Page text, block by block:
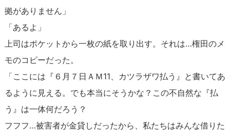
拠がありません」
「あるよ」
上司はポケットから一枚の紙を取り出す。それは…権田のメ
モのコピーだった。
「ここには『６月７日ＡＭ11、カツラザワ払う』と書いてあ
るように見える。でも本当にそうかな？この不自然な『払
う』は一体何だろう？
フフフ…被害者が金貸しだったから、私たちはみんな借りた